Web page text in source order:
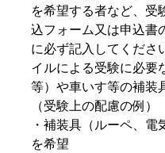
を希望する者など、受
込フォーム又は申込書
に必ず記入してくださ
イルによる受験に必要
等）や車いす等の補装
（受験上の配慮の例）
・補装具（ルーペ、
を希望